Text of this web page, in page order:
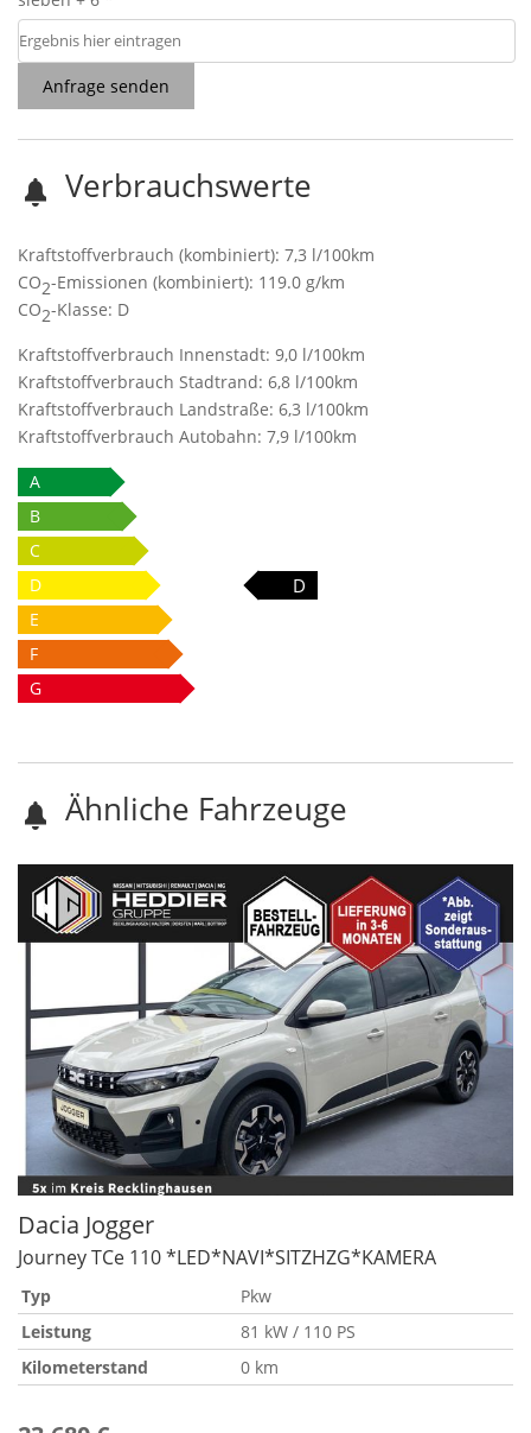
Anfrage senden
Verbrauchswerte
Kraftstoffverbrauch (kombiniert): 7,3 l/100km
CO2-Emissionen (kombiniert): 119.0 g/km
CO2-Klasse: D
Kraftstoffverbrauch Innenstadt: 9,0 l/100km
Kraftstoffverbrauch Stadtrand: 6,8 l/100km
Kraftstoffverbrauch Landstraße: 6,3 l/100km
Kraftstoffverbrauch Autobahn: 7,9 l/100km
A
B
C
D
D
E
F
G
Ähnliche Fahrzeuge
Dacia Jogger
Journey TCe 110 *LED*NAVI*SITZHZG*KAMERA
Typ
Pkw
Leistung
81 kW / 110 PS
Kilometerstand
0 km